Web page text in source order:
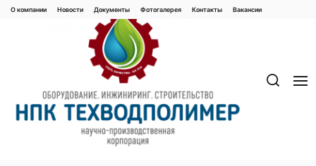
Перейти
О компании Новости Документы Фотогалерея Контaкты Вакaнсии